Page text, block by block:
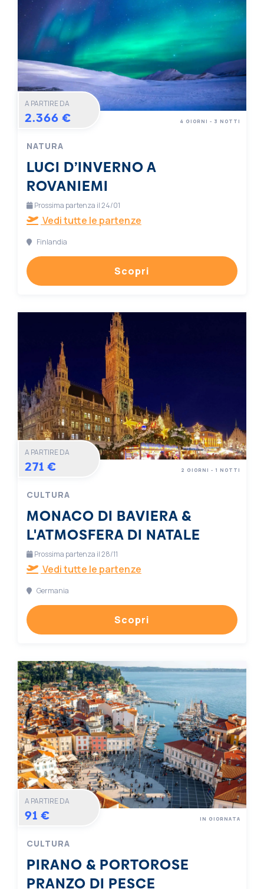
A PARTIRE DA
2.366 €
NATURA
LUCI D’INVERNO A
ROVANIEMI
4 GIORNI - 3 NOTTI
Prossima partenza il 24/01
Vedi tutte le partenze
Finlandia
Scopri
A PARTIRE DA
271 €
CULTURA
MONACO DI BAVIERA &
L'ATMOSFERA DI NATALE
2 GIORNI - 1 NOTTI
Prossima partenza il 28/11
Vedi tutte le partenze
Germania
Scopri
A PARTIRE DA
91 €
CULTURA
PIRANO & PORTOROSE
PRANZO DI PESCE
IN GIORNATA